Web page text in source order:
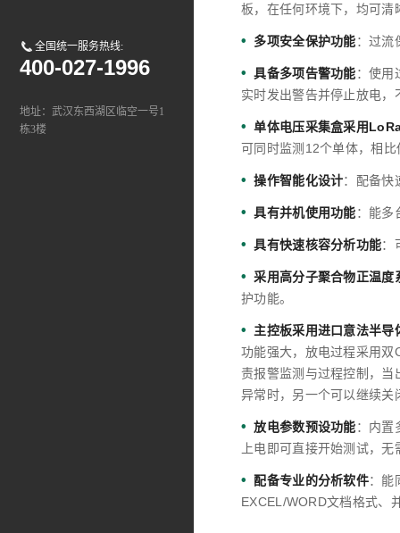
全国统一服务热线:
400-027-1996
地址：武汉东西湖区临空一号1
栋3楼
板，在任何环境下，均可清
• 多项安全保护功能：过流
• 具备多项告警功能：使用
实时发出警告并停止放电
• 单体电压采集盒采用
可同时监测12个单体，相
• 操作智能化设计：配备快
• 具有并机使用功能：能多
• 具有快速核容分析功能：
• 采用高分子聚合物正温度
护功能。
•
主控板采用进口意法半
功能强大，放电过程采用双
责报警监测与过程控制，当
异常时，另一个可以继续
• 放电参数预设功能：内置
上电即可直接开始测试，
• 配备专业的分析软件：能
EXCEL/WORD文档格式、